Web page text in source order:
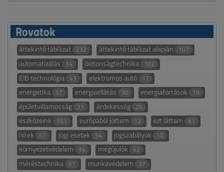
Rovatok
áttekintő táblázat 232 áttekintő táblázat alapján 107
automatizálás 14 biztonságtechnika 102
EIB technológia 43 elektromos autó 17
energetika 57 energiaellátás 30 energiaforrások 19
épületvillamosság 21 érdekesség 29
eszközeink 151 európából jöttem 12 ezt láttam 61
hírek 67 jogi esetek 54 jogszabályok 10
környezetvédelem 14 megújulók 62
méréstechnika 61 munkavédelem 37